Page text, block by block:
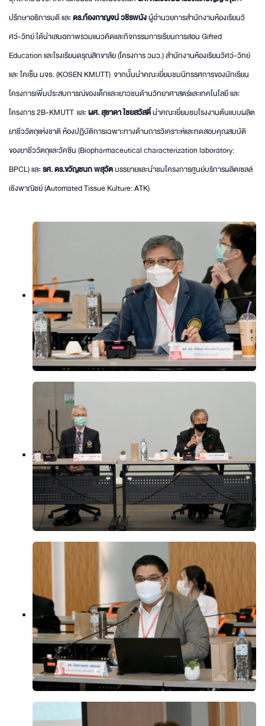
ปรึกษาอธิการบดี และดร.ก้องกาญจน์ วชิรพนังผู้อำนวยการสำนักงานห้องเรียนวิ
ศว์-วิทย์ ได้นำเสนอภาพรวมแนวคิดและกิจกรรมการเรียนการสอน Gifted
Education และโรงเรียนดรุณสิกขาลัย (โครงการ วมว.) สำนักงานห้องเรียนวิศว์-วิทย์
และ โคเซ็น มจธ. (KOSEN KMUTT) จากนั้นนำคณะเยี่ยมชมนิทรรศการของนักเรียน
โครงการเพิ่มประสบการณ์ของเด็กและเยาวชนด้านวิทยาศาสตร์และเทคโนโลยี และ
โครงการ 2B-KMUTT และผศ. สุชาดา ไชยสวัสดิ์นำคณะเยี่ยมชมโรงงานต้นแบบผลิต
ยาชีววัตถุแห่งชาติ ห้องปฏิบัติการเฉพาะทางด้านการวิเคราะห์และทดสอบคุณสมบัติ
ของยาชีววัตถุและวัคซีน (Biopharmaceutical characterization laboratory:
BPCL) และรศ. ดร.ขวัญชนก พสุวัตบรรยายและนำชมโครงการศูนย์บริการผลิตเซลล์
เชิงพาณิชย์ (Automated Tissue Kulture: ATK)